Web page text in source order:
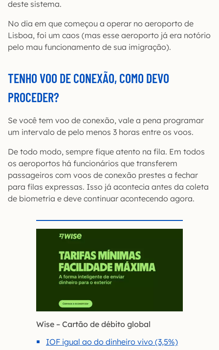
deste sistema.
No dia em que começou a operar no aeroporto de
Lisboa, foi um caos (mas esse aeroporto já era notório
pelo mau funcionamento de sua imigração).
TENHO VOO DE CONEXÃO, COMO DEVO
PROCEDER?
Se você tem voo de conexão, vale a pena programar
um intervalo de pelo menos 3 horas entre os voos.
De todo modo, sempre fique atento na fila. Em todos
os aeroportos há funcionários que transferem
passageiros com voos de conexão prestes a fechar
para filas expressas. Isso já acontecia antes da coleta
de biometria e deve continuar acontecendo agora.
Wise – Cartão de débito global
IOF igual ao do dinheiro vivo (3,5%)